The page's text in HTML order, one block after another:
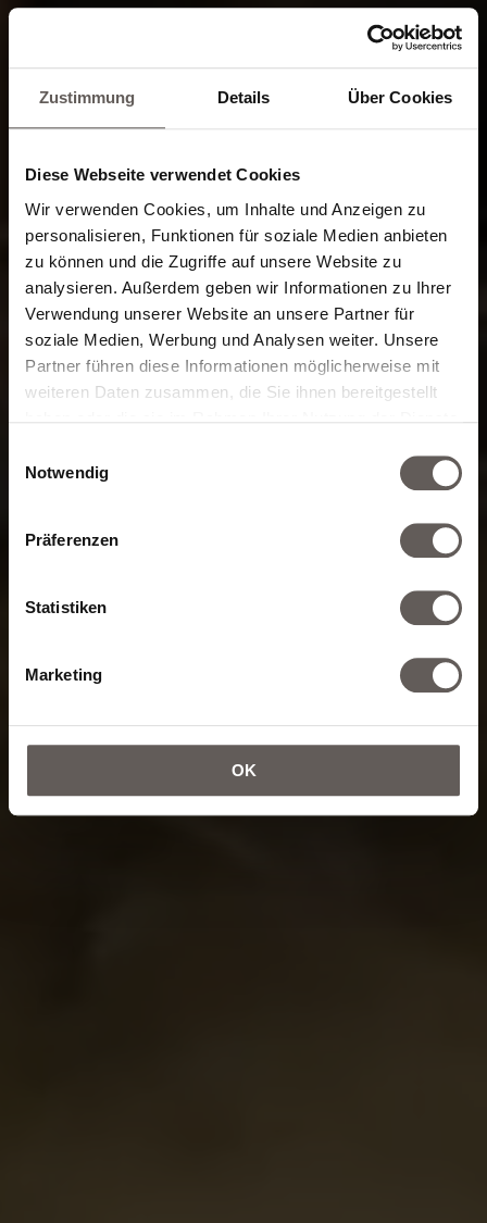
Zustimmung Details Über Cookies
Diese Webseite verwendet Cookies
Wir verwenden Cookies, um Inhalte und Anzeigen zu
personalisieren, Funktionen für soziale Medien anbieten
zu können und die Zugriffe auf unsere Website zu
analysieren. Außerdem geben wir Informationen zu Ihrer
Verwendung unserer Website an unsere Partner für
soziale Medien, Werbung und Analysen weiter. Unsere
Partner führen diese Informationen möglicherweise mit
weiteren Daten zusammen, die Sie ihnen bereitgestellt
Notwendig
Präferenzen
Statistiken
Marketing
OK
La Fucina